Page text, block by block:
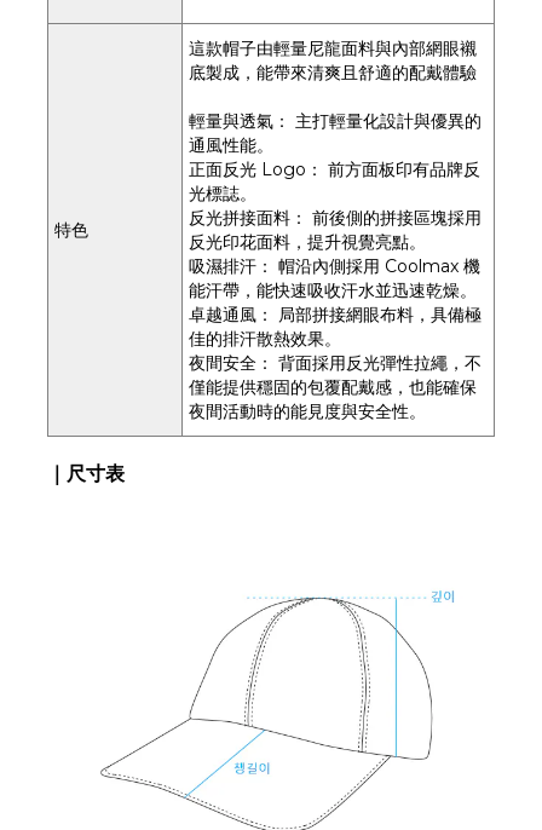
特色
這款帽子由輕量尼龍面料與內部網眼襯
底製成，能帶來清爽且舒適的配戴體驗
輕量與透氣： 主打輕量化設計與優異的
通風性能。
正面反光 Logo： 前方面板印有品牌反
光標誌。
反光拼接面料： 前後側的拼接區塊採用
反光印花面料，提升視覺亮點。
吸濕排汗： 帽沿內側採用 Coolmax 機
能汗帶，能快速吸收汗水並迅速乾燥。
卓越通風： 局部拼接網眼布料，具備極
佳的排汗散熱效果。
夜間安全： 背面採用反光彈性拉繩，不
僅能提供穩固的包覆配戴感，也能確保
夜間活動時的能見度與安全性。
｜尺寸表